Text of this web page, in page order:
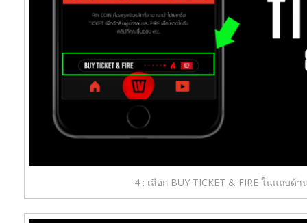
4 : เลือก BUY TICKET & FIRE ในแถบด้า